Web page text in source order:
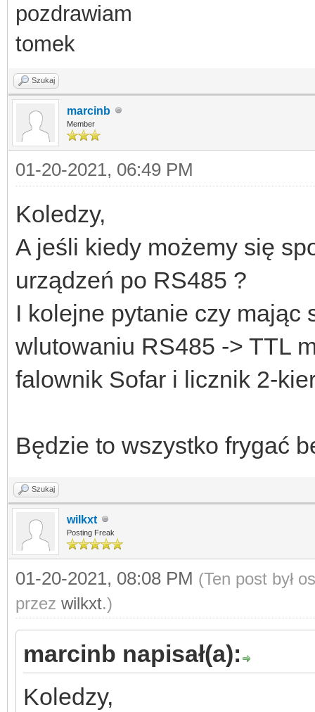
pozdrawiam
tomek
Szukaj
marcinb
Member
01-20-2021, 06:49 PM
Koledzy,
A jeśli kiedy możemy się
urządzeń po RS485 ?
I kolejne pytanie czy mając
wlutowaniu RS485 -> TTL
falownik Sofar i licznik 2-
Będzie to wszystko frygać
Szukaj
wilkxt
Posting Freak
01-20-2021, 08:08 PM (Ten post był
przez wilkxt.)
marcinb napisał(a):
Koledzy,